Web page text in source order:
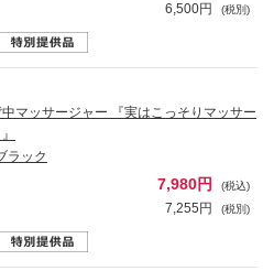
6,500円 (税別)
マッサージャー 『実はこっそりマッサー
ラック
7,980円 (税込)
7,255円 (税別)